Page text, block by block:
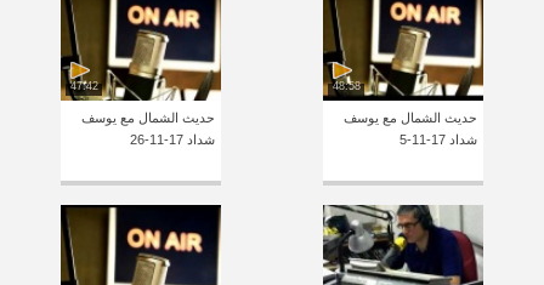
48:58
حديث الشمال مع يوسف
شداد 17-11-5
47:42
حديث الشمال مع يوسف
شداد 17-11-26